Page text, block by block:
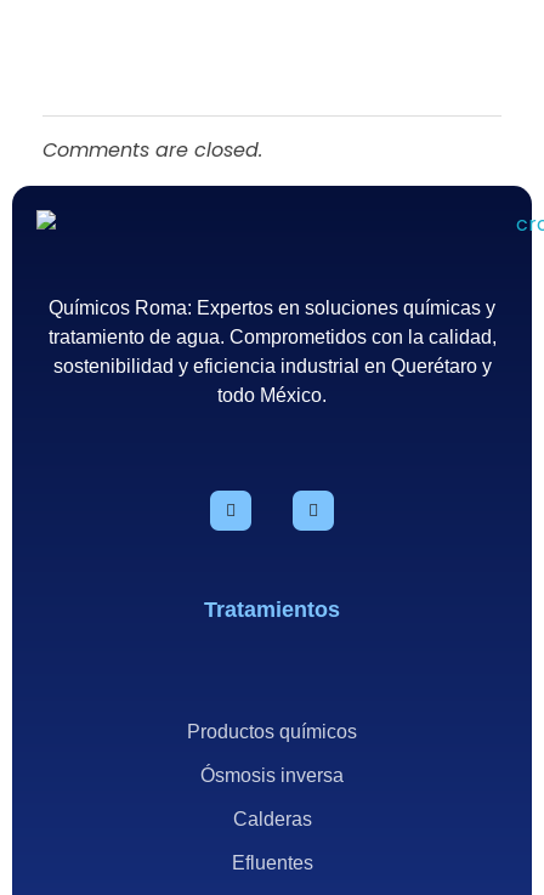
Comments are closed.
Químicos Roma: Expertos en soluciones químicas y
tratamiento de agua. Comprometidos con la calidad,
sostenibilidad y eficiencia industrial en Querétaro y
todo México.
Tratamientos
Productos químicos
Ósmosis inversa
Calderas
Efluentes